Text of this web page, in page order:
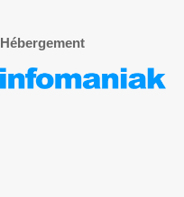
Hébergement